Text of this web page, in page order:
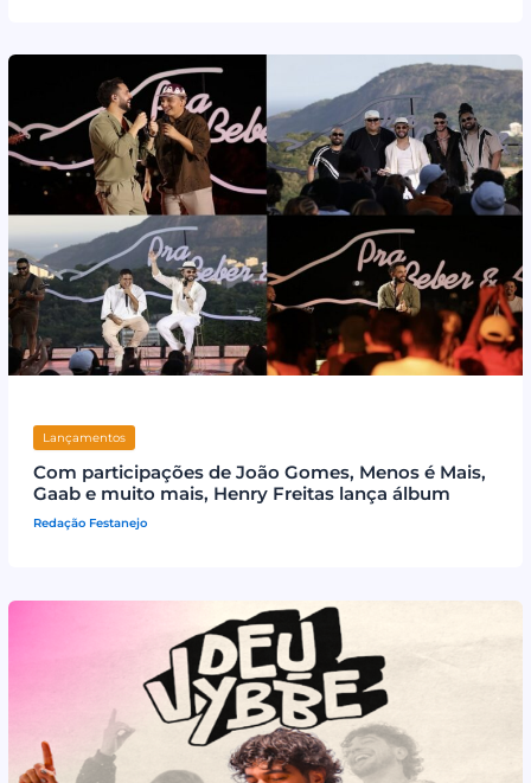
Lançamentos
Com participações de João Gomes, Menos é Mais,
Gaab e muito mais, Henry Freitas lança álbum
Redação Festanejo